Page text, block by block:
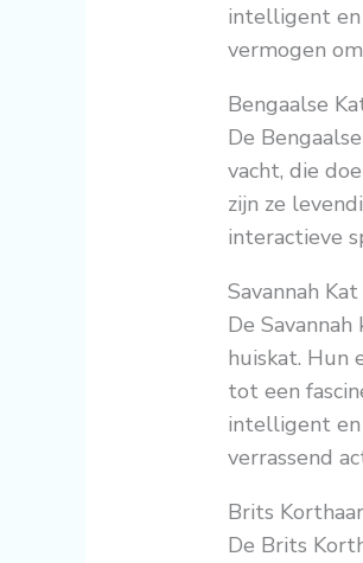
intelligent en
vermogen
Bengaalse
De
vacht, die
zijn ze
interactieve
Savannah Kat
De
huiskat. Hun
tot een
intelligent en
verrassend
Brits Korthaar
De Brits